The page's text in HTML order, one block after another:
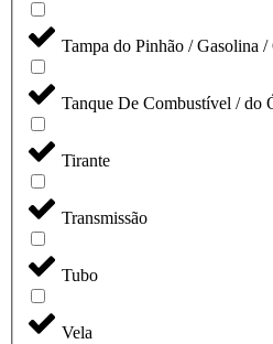
Tampa do Pinhão / Gasolina /
Tanque De Combustível / do
Tirante
Transmissão
Tubo
Vela